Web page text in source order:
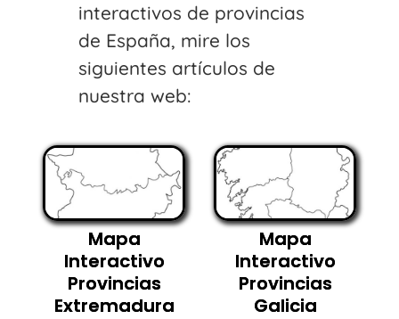
interactivos de provincias
de España, mire los
siguientes artículos de
nuestra web:
Mapa
Interactivo
Provincias
Extremadura
Mapa
Interactivo
Provincias
Galicia